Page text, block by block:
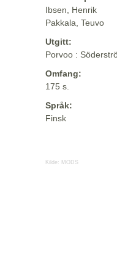
Ibsen, Henrik
Pakkala, Teuvo
Utgitt:
Porvoo :
Omfang:
175 s.
Språk:
Finsk
Kilde: MODS